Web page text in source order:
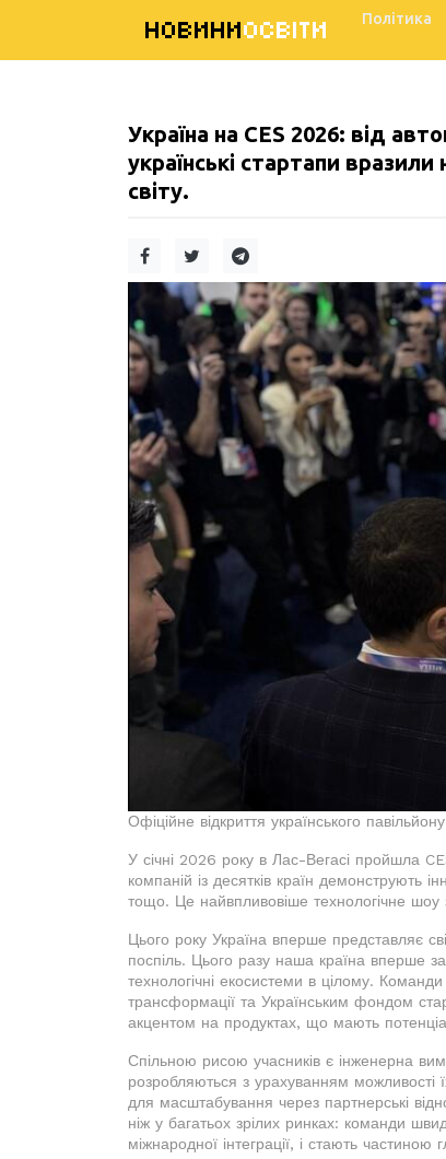
НОВИНИОСВІТИ Політика
Україна на CES 2026: від
українські стартапи
світу.
Офіційне відкриття українського
У січні 2026 року в Лас-Вегасі пройшла
компаній із десятків країн демонструють
тощо. Це найвпливовіше технологічне шоу
Цього року Україна вперше представляє
поспіль. Цього разу наша країна вперше
технологічні екосистеми в цілому.
трансформації та Українським фондом
акцентом на продуктах, що мають
Спільною рисою учасників є інженерна
розробляються з урахуванням можливості
для масштабування через партнерські
ніж у багатьох зрілих ринках: команди
міжнародної інтеграції, і стають